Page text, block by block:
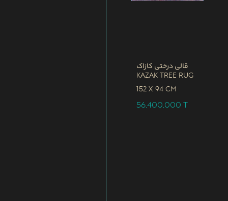
قالی درختی کازاک
Kazak Tree Rug
152 x 94 CM
56,400,000T